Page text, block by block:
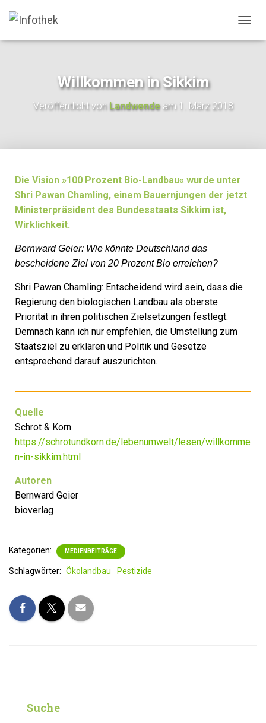
A
A
Willkommen in Sikkim
Veröffentlicht von Landwendeam 1. März 2018
Die Vision »100 Prozent Bio-Landbau« wurde unter
Shri Pawan Chamling, einem Bauernjungen der jetzt
Ministerpräsident des Bundesstaats Sikkim ist,
Wirklichkeit.
Bernward Geier: Wie könnte Deutschland das
bescheidene Ziel von 20 Prozent Bio erreichen?
Shri Pawan Chamling: Entscheidend wird sein, dass die
Regierung den biologischen Landbau als oberste
Priorität in ihren politischen Zielsetzungen festlegt.
Demnach kann ich nur empfehlen, die Umstellung zum
Staatsziel zu erklären und Politik und Gesetze
entsprechend darauf auszurichten.
Quelle
Schrot & Korn
https://schrotundkorn.de/lebenumwelt/lesen/willkomme
n-in-sikkim.html
Autoren
Bernward Geier
bioverlag
Kategorien: MEDIENBEITRÄGE
Schlagwörter: Ökolandbau Pestizide
Suche